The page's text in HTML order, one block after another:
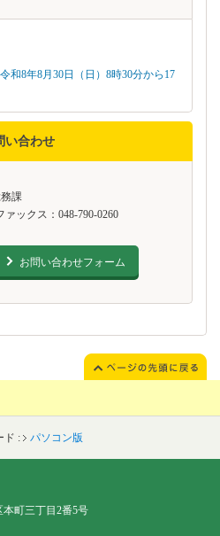
和8年8月30日（日）8時30分から17
い合わせ
務課
ァックス：048-790-0260
お問い合わせフォーム
ド : パソコン版
本町三丁目2番5号